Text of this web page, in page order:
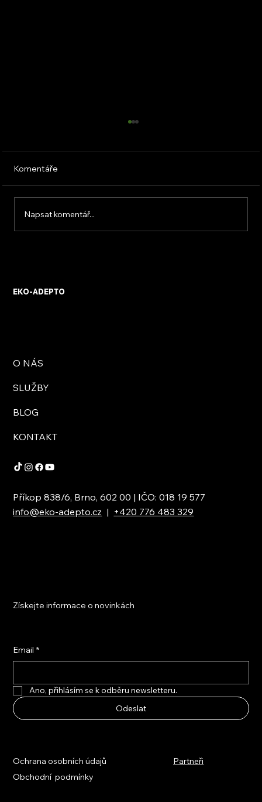
Komentáře
Napsat komentář...
EKO-ADEPTO
O NÁS
SLUŽBY
BLOG
KONTAKT
Příkop 838/6, Brno, 602 00 | IČO: 018 19 577
info@eko-adepto.cz | +420 776 483 329
Získejte informace o novinkách
Email *
Ano, přihlásím se k odběru newsletteru.
Odeslat
Ochrana osobních údajů
Obchodní podmínky
Partneři